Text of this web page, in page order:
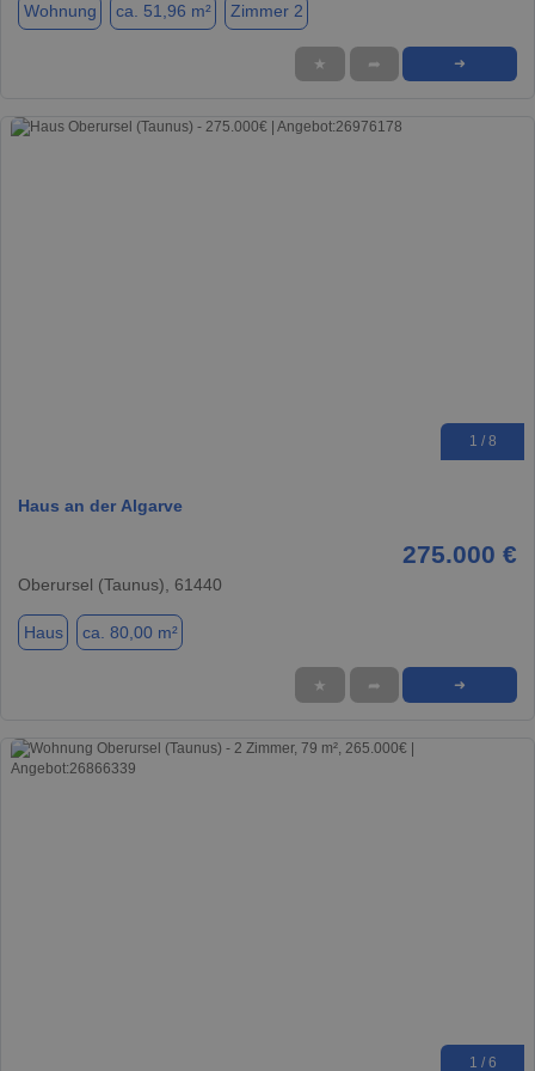
Wohnung ca. 51,96 m² Zimmer 2
★ ➦ ➜
1 / 8
Haus an der Algarve
275.000 €
Oberursel (Taunus), 61440
Haus ca. 80,00 m²
★ ➦ ➜
1 / 6